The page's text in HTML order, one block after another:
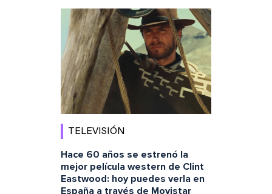
TELEVISIÓN
Hace 60 años se estrenó la
mejor película western de Clint
Eastwood: hoy puedes verla en
España a través de Movistar